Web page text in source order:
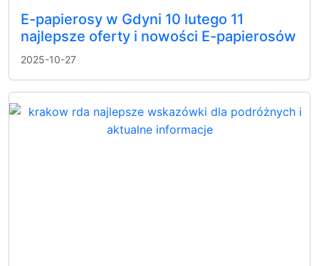
E-papierosy w Gdyni 10 lutego 11
najlepsze oferty i nowości E-papierosów
2025-10-27